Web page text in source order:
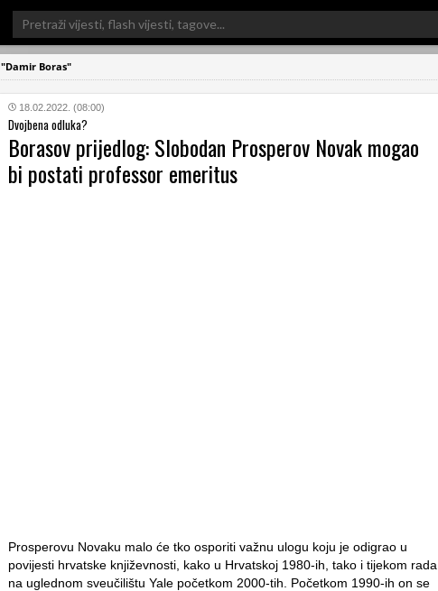
Search
for:
"Damir Boras"
18.02.2022. (08:00)
Dvojbena odluka?
Borasov prijedlog: Slobodan Prosperov Novak mogao
bi postati professor emeritus
Prosperovu Novaku malo će tko osporiti važnu ulogu koju je odigrao u
povijesti hrvatske književnosti, kako u Hrvatskoj 1980-ih, tako i tijekom rada
na uglednom sveučilištu Yale početkom 2000-tih. Početkom 1990-ih on se